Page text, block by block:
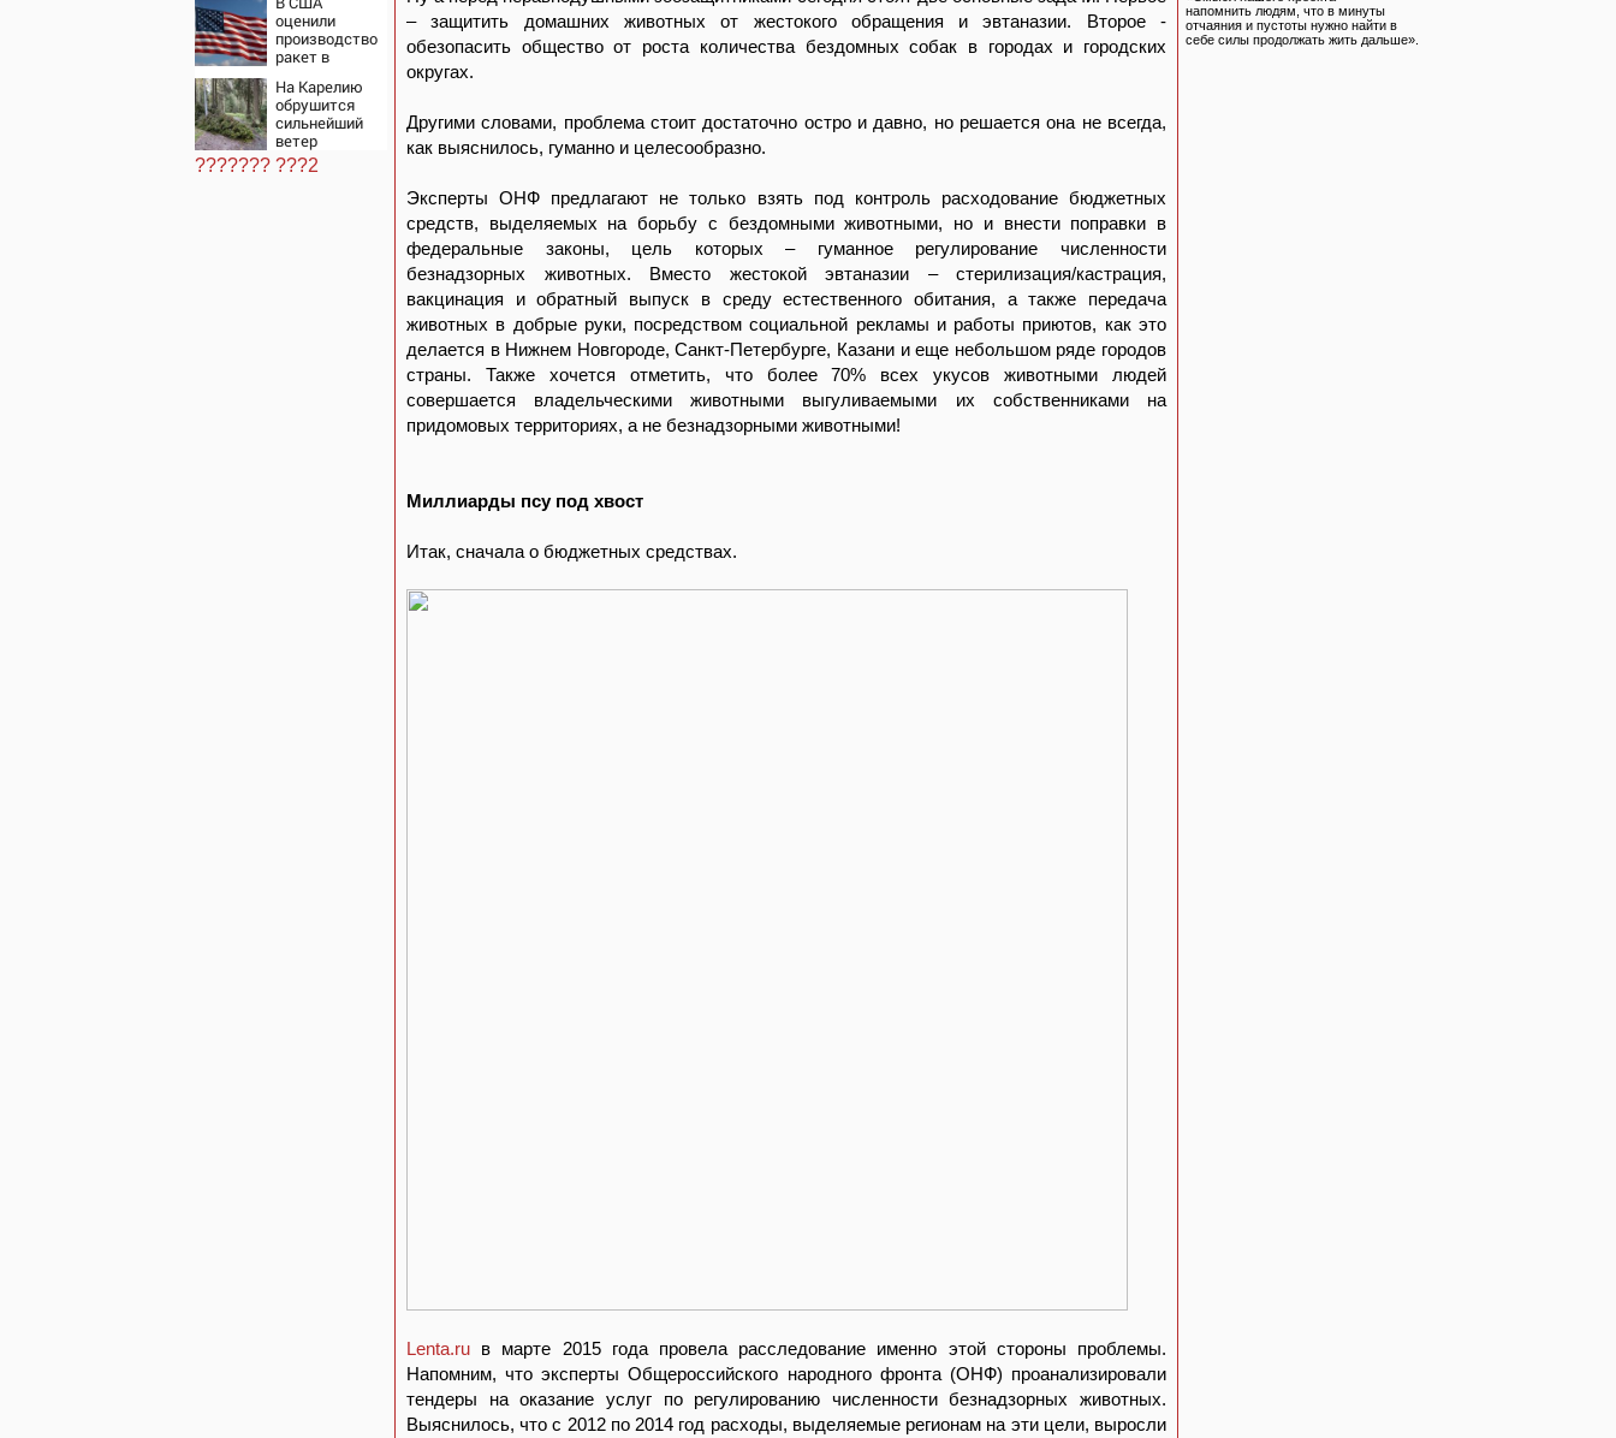
жены: шесть
шокирующих
фактов, новые
подробности
оценили
производство
ракет в
производством
"Пэтриотов"
На Карелию
обрушится
сильнейший
ветер
??????? ???2
– защитить домашних животных от жестокого обращения и эвтаназии. Второе -
обезопасить общество от роста количества бездомных собак в городах и городских
округах.
Другими словами, проблема стоит достаточно остро и давно, но решается она не всегда,
как выяснилось, гуманно и целесообразно.
Эксперты ОНФ предлагают не только взять под контроль расходование бюджетных
средств, выделяемых на борьбу с бездомными животными, но и внести поправки в
федеральные законы, цель которых – гуманное регулирование численности
безнадзорных животных. Вместо жестокой эвтаназии – стерилизация/кастрация,
вакцинация и обратный выпуск в среду естественного обитания, а также передача
животных в добрые руки, посредством социальной рекламы и работы приютов, как это
делается в Нижнем Новгороде, Санкт-Петербурге, Казани и еще небольшом ряде городов
страны. Также хочется отметить, что более 70% всех укусов животными людей
совершается владельческими животными выгуливаемыми их собственниками на
придомовых территориях, а не безнадзорными животными!
Миллиарды псу под хвост
Итак, сначала о бюджетных средствах.
Lenta.ru в марте 2015 года провела расследование именно этой стороны проблемы.
Напомним, что эксперты Общероссийского народного фронта (ОНФ) проанализировали
тендеры на оказание услуг по регулированию численности безнадзорных животных.
Выяснилось, что с 2012 по 2014 год расходы, выделяемые регионам на эти цели, выросли
напомнить людям, что в минуты
отчаяния и пустоты нужно найти в
себе силы продолжать жить дальше».